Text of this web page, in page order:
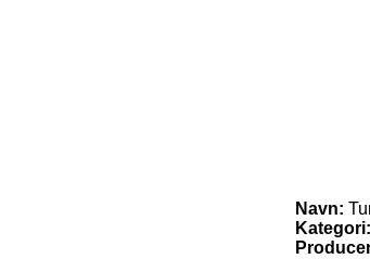
Navn:
Kategori: